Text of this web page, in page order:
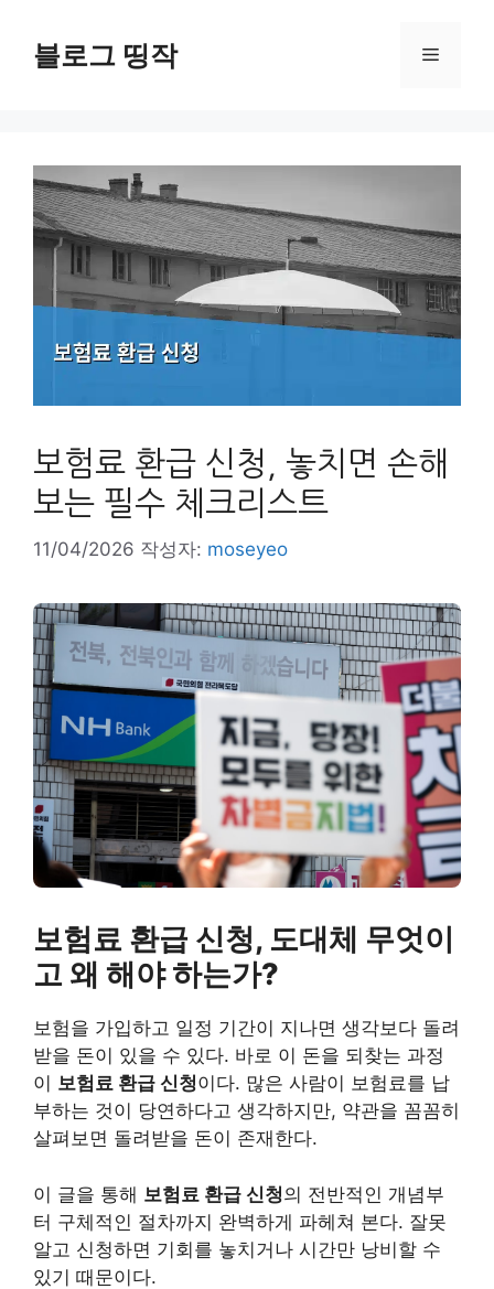
블로그 띵작 메
보험료 환급 신청, 놓치면 손해
보는 필수 체크리스트
11/04/2026 작성자: moseyeo
보험료 환급 신청, 도대체 무엇이
고 왜 해야 하는가?
보험을 가입하고 일정 기간이 지나면 생각보다 돌려
받을 돈이 있을 수 있다. 바로 이 돈을 되찾는 과정
이 보험료 환급 신청이다. 많은 사람이 보험료를 납
부하는 것이 당연하다고 생각하지만, 약관을 꼼꼼히
살펴보면 돌려받을 돈이 존재한다.
이 글을 통해 보험료 환급 신청의 전반적인 개념부
터 구체적인 절차까지 완벽하게 파헤쳐 본다. 잘못
알고 신청하면 기회를 놓치거나 시간만 낭비할 수
있기 때문이다.